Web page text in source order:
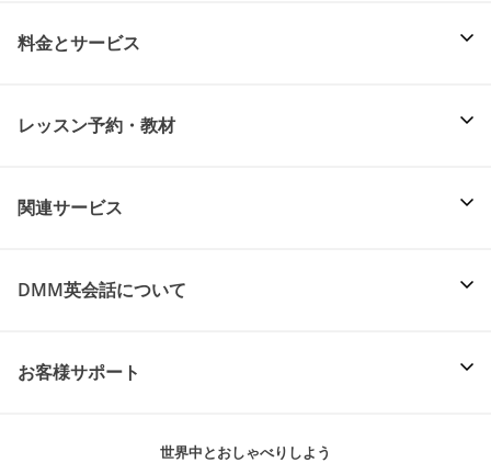
料金とサービス
レッスン予約・教材
関連サービス
DMM英会話について
お客様サポート
世界中とおしゃべりしよう